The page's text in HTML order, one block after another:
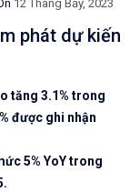
12 Tháng Bảy, 2023
phát dự kiến
tăng 3.1% trong
được ghi nhận
5% YoY trong